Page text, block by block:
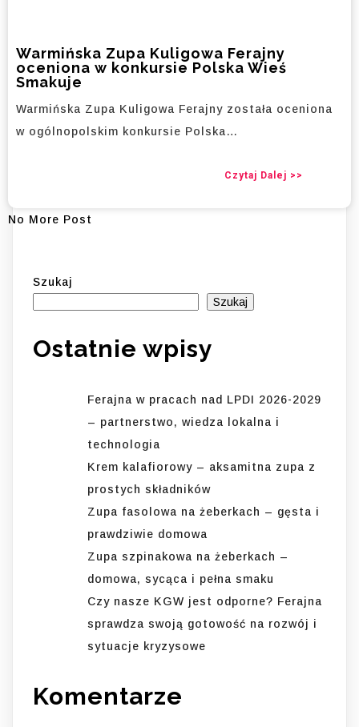
Warmińska Zupa Kuligowa Ferajny
oceniona w konkursie Polska Wieś
Smakuje
Warmińska Zupa Kuligowa Ferajny została oceniona
w ogólnopolskim konkursie Polska…
Czytaj Dalej >>
No More Post
Szukaj
Szukaj
Ostatnie wpisy
Ferajna w pracach nad LPDI 2026-2029
– partnerstwo, wiedza lokalna i
technologia
Krem kalafiorowy – aksamitna zupa z
prostych składników
Zupa fasolowa na żeberkach – gęsta i
prawdziwie domowa
Zupa szpinakowa na żeberkach –
domowa, sycąca i pełna smaku
Czy nasze KGW jest odporne? Ferajna
sprawdza swoją gotowość na rozwój i
sytuacje kryzysowe
Komentarze